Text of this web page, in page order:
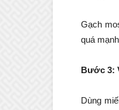
Gạch
quá
Bước 3:
Dùng